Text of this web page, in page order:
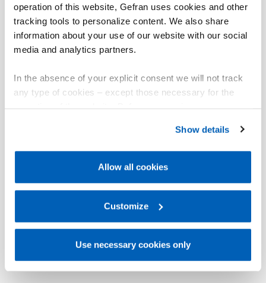
operation of this website, Gefran uses cookies and other
tracking tools to personalize content. We also share
information about your use of our website with our social
media and analytics partners.
In the absence of your explicit consent we will not track
any type of cookies – except those necessary for the
Gefran - Cookie
policy.
regarding processing of personal data, at the following
Gefran - Privacy Policy.
Show details
Allow all cookies
Customize
Use necessary cookies only